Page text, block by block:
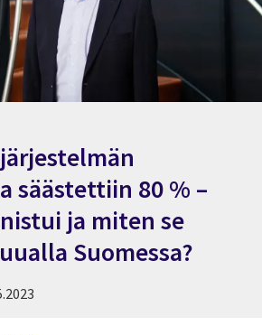
säästettiin 80 % –
ja miten se
Suomessa?